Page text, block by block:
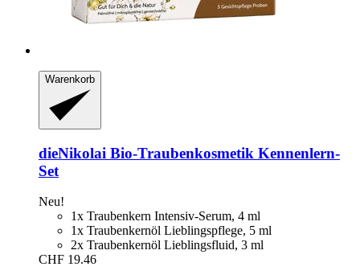
Warenkorb
dieNikolai Bio-​Traubenkosmetik Kennenlern-​
Set
Neu!
1x Traubenkern Intensiv-Serum, 4 ml
1x Traubenkernöl Lieblingspflege, 5 ml
2x Traubenkernöl Lieblingsfluid, 3 ml
CHF 19.46